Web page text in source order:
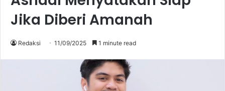
Jika Diberi Amanah
Redaksi 11/09/2025 1 minute read